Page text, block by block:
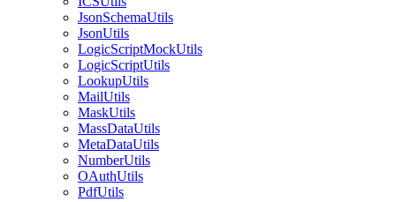
JsonSchemaUtils
JsonUtils
LogicScriptMockUtils
LogicScriptUtils
LookupUtils
MailUtils
MaskUtils
MassDataUtils
MetaDataUtils
NumberUtils
OAuthUtils
PdfUtils